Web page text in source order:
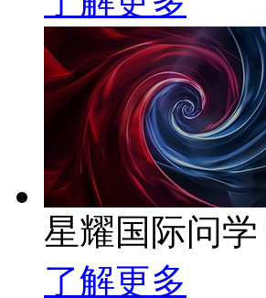
星耀国际问
了解更多